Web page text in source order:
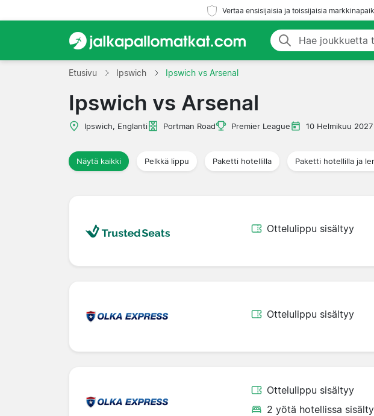
Vertaa ensisijaisia ja toissijaisia
Etusivu Ipswich Ipswich vs Arsenal
Ipswich vs Arsenal
Ipswich, Englanti Portman Road Premier League 10 Helmikuu 2027
Näytä kaikki Pelkkä lippu Paketti hotellilla Paketti hotellilla ja
Ottelulippu sisältyy
Ottelulippu sisältyy
Ottelulippu sisältyy
2 yötä hotellissa